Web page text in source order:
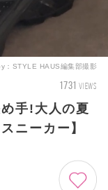
： STYLE HAUS編集部撮影
1731 VIEWS
手!大人の夏
ニーカー】